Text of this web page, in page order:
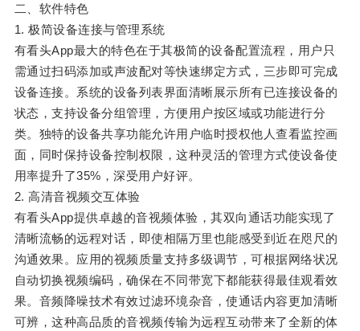
二、软件特色
1. 极简设备连接与管理系统
有看头App最大的特色在于其极简的设备配置流程，用户只
需通过扫码添加或声波配对等快速绑定方式，三步即可完成
设备连接。系统的设备列表界面清晰展示所有已连接设备的
状态，支持设备分组管理，方便用户按区域或功能进行分
类。独特的设备共享功能允许用户临时授权他人查看监控画
面，同时保持设备控制权限，这种灵活的管理方式使设备使
用率提升了35%，深受用户好评。
2. 高清音视频交互体验
有看头App提供卓越的音视频体验，其双向通话功能实现了
清晰流畅的远程对话，即使相隔万里也能感受到近在咫尺的
沟通效果。应用的视频质量支持多级调节，可根据网络状况
自动切换视频编码，确保在不同带宽下都能获得最佳观看效
果。音频降噪技术有效过滤环境杂音，使通话内容更加清晰
可辨，这种高品质的音视频传输为远程互动带来了全新的体